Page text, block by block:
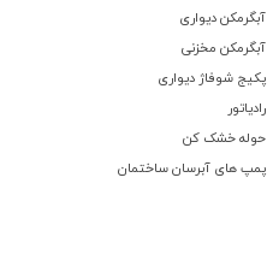
آبگرمکن دیواری
آبگرمکن مخزنی
پکیج شوفاژ دیواری
رادیاتور
حوله خشک کن
پمپ های آبرسان ساختمان